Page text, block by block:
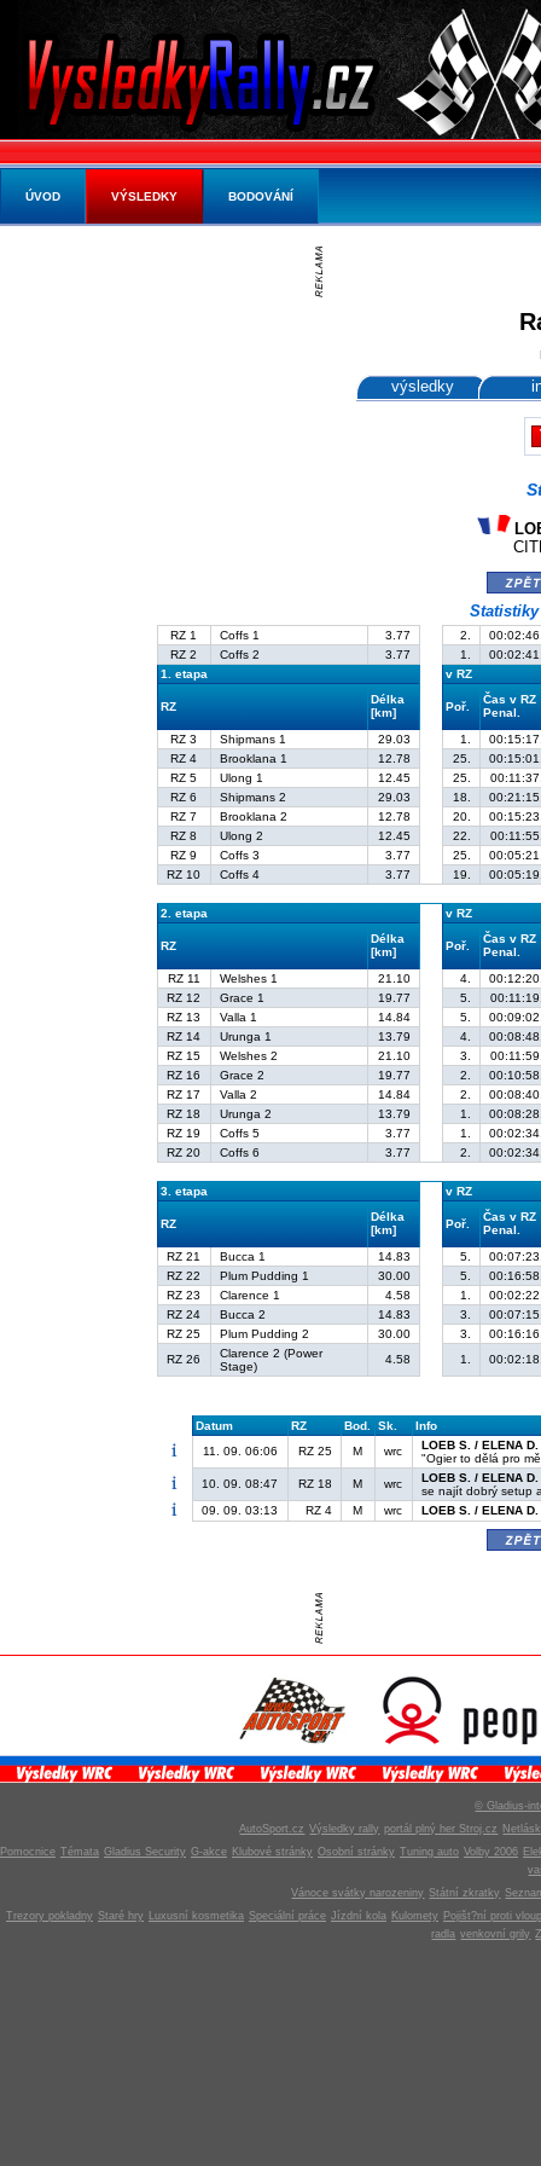
výsledky
RZ 1 Coffs 1 3.77 2.
RZ 2
Coffs 2 3.77 1.
1. etapa
v RZ
RZ
Délka
[km]
Poř.
Čas v RZ
Penal.
RZ 3
Shipmans 1 29.03 1.
RZ 4
Brooklana 1 12.78 25.
RZ 5
Ulong 1 12.45 25.
RZ 6
Shipmans 2 29.03 18.
RZ 7
Brooklana 2 12.78 20.
RZ 8
Ulong 2 12.45 22.
RZ 9
Coffs 3 3.77 25.
RZ 10
Coffs 4 3.77 19.
2. etapa v RZ
RZ
Délka
[km]
Poř.
Čas v RZ
Penal.
RZ 11
Welshes 1 21.10 4.
RZ 12
Grace 1 19.77 5.
RZ 13
Valla 1 14.84 5.
RZ 14
Urunga 1 13.79 4.
RZ 15
Welshes 2 21.10 3.
RZ 16
Grace 2 19.77 2.
RZ 17
Valla 2 14.84 2.
RZ 18
Urunga 2 13.79 1.
RZ 19
Coffs 5 3.77 1.
RZ 20
Coffs 6 3.77 2.
3. etapa v RZ
RZ
Délka
[km]
Poř.
Čas v RZ
Penal.
RZ 21
Bucca 1 14.83 5.
RZ 22
Plum Pudding 1 30.00 5.
RZ 23
Clarence 1 4.58 1.
RZ 24
Bucca 2 14.83 3.
RZ 25
Plum Pudding 2 30.00 3.
RZ 26
Clarence 2 (Power
Stage)
4.58 1.
Datum RZ Bod. Sk.
Info
11. 09. 06:06
RZ 25 M wrc LOEB S. / ELENA D.
"Ogier to dělá pro
10. 09. 08:47
RZ 18 M wrc LOEB S. / ELENA D.
se najít dobrý setup
09. 09. 03:13
RZ 4 M wrc LOEB S. / ELENA D.
© Gladius-
AutoSport.cz Výsledky rally portál plný her Stroj.cz
Pomocnice Témata Gladius Security G-akce Klubové stránky Osobní stránky Tuning auto Volby 2006
Vánoce svátky narozeniny Státní zkratky
Trezory pokladny Staré hry Luxusní kosmetika Speciální práce Jízdní kola Kulomety
Pojišt?ní proti
radla venkovní grily
ÚVOD VÝSLEDKY BODOVÁNÍ